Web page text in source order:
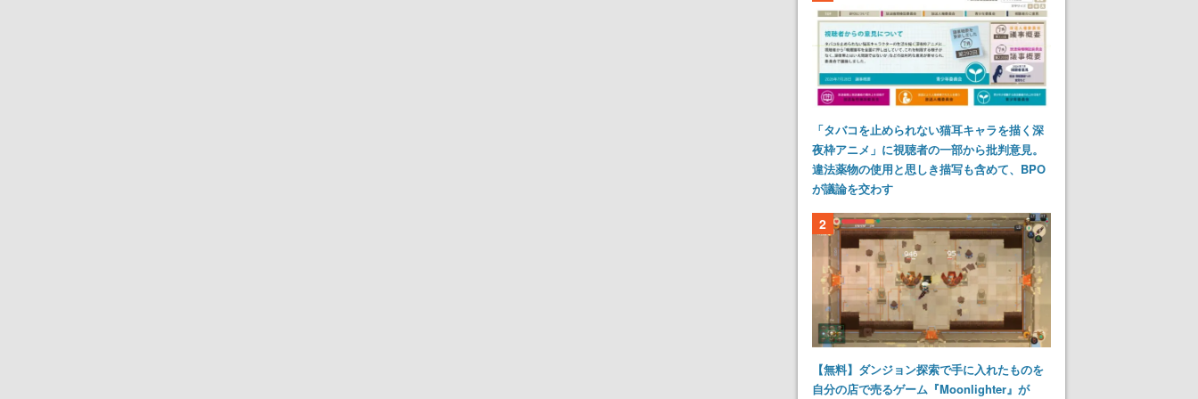
「タバコを止められない猫耳キャラを描く深
夜枠アニメ」に視聴者の一部から批判意見。
違法薬物の使用と思しき描写も含めて、BPO
が議論を交わす
2
【無料】ダンジョン探索で手に入れたものを
自分の店で売るゲーム『Moonlighter』が